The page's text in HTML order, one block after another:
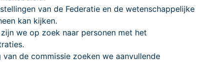
van de Federatie en de wetenschappelijke
kan kijken.
we op zoek naar personen met het
de commissie zoeken we aanvullende